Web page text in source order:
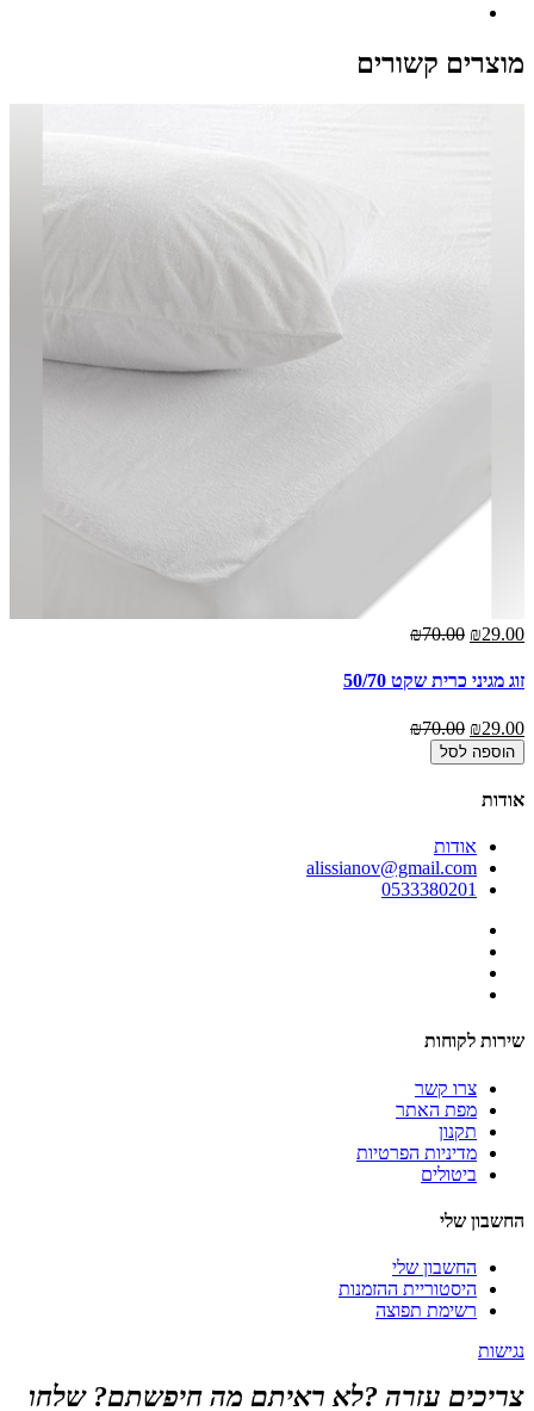
מוצרים קשורים
₪29.00
₪70.00
זוג מגיני כרית שקט 50/70
₪29.00
₪70.00
הוספה לסל
אודות
אודות
alissianov@gmail.com
0533380201
שירות לקוחות
צרו קשר
מפת האתר
תקנון
מדיניות הפרטיות
ביטולים
החשבון שלי
החשבון שלי
היסטוריית ההזמנות
רשימת תפוצה
נגישות
צריכים עזרה ?לא ראיתם מה חיפשתם? שלחו